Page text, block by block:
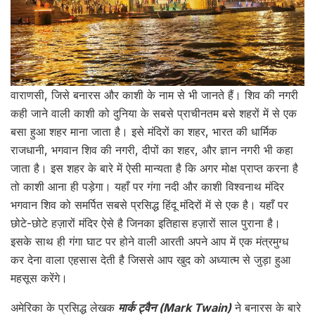
वाराणसी, जिसे बनारस और काशी के नाम से भी जानते हैं। शिव की नगरी
कही जाने वाली काशी को दुनिया के सबसे प्राचीनतम बसे शहरों में से एक
बसा हुआ शहर माना जाता है। इसे मंदिरों का शहर, भारत की धार्मिक
राजधानी, भगवान शिव की नगरी, दीपों का शहर, और ज्ञान नगरी भी कहा
जाता है। इस शहर के बारे में ऐसी मान्यता है कि अगर मोक्ष प्राप्त करना है
तो काशी आना ही पड़ेगा। यहाँ पर गंगा नदी और काशी विश्वनाथ मंदिर
भगवान शिव को समर्पित सबसे प्रसिद्ध हिंदू मंदिरों में से एक है। यहाँ पर
छोटे-छोटे हज़ारों मंदिर ऐसे है जिनका इतिहास हज़ारों साल पुराना है।
इसके साथ ही गंगा घाट पर होने वाली आरती अपने आप में एक मंत्रमुग्ध
कर देना वाला एहसास देती है जिससे आप खुद को अध्यात्म से जुड़ा हुआ
महसूस करेंगे।
अमेरिका के प्रसिद्ध लेखक मार्क ट्वैन (Mark Twain)ने बनारस के बारे